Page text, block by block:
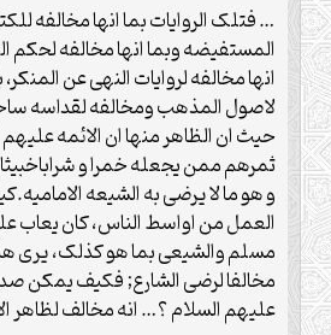
… فتلک الروایات بما انها مخالفه
المستفیضه وبما انها مخالفه لحکم
انها مخالفه لروایات النهی عن
لاصول المذهب ومخالفه لقداسه
حیث ان الظاهر منها ان الائمه علیهم
ثمرهم ممن یجعله خمرا و
و هو ما لا یرضی به الشیعه
العمل من اواسط الناس، کان یعاب
مسلم والشیعی بما هو کذلک، یری
مخالفا لرضی الشارع; فکیف یمکن
علیهم السلام ؟… انه مخالف لظاهر